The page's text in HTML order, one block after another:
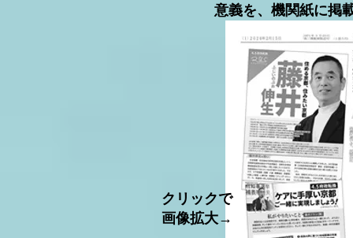
意義を、機関紙に掲
​クリックで
画像拡大→